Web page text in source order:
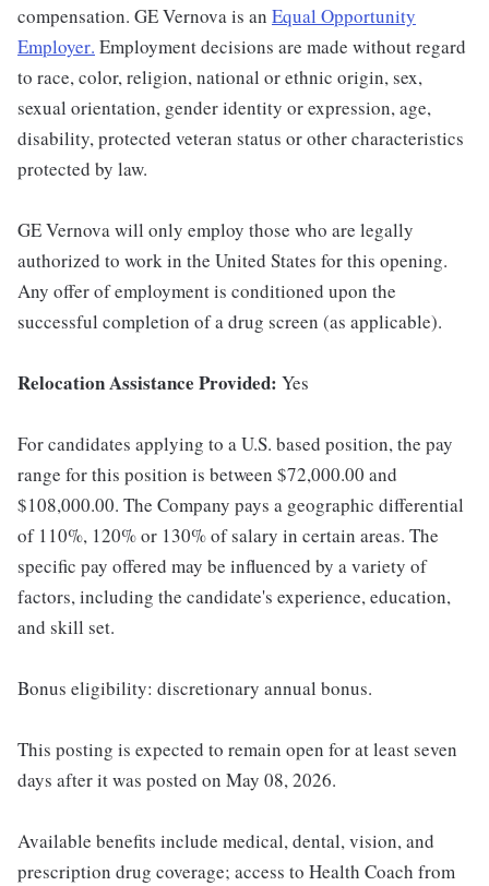
compensation. GE Vernova is an Equal Opportunity
Employer. Employment decisions are made without regard
to race, color, religion, national or ethnic origin, sex,
sexual orientation, gender identity or expression, age,
disability, protected veteran status or other characteristics
protected by law.
GE Vernova will only employ those who are legally
authorized to work in the United States for this opening.
Any offer of employment is conditioned upon the
successful completion of a drug screen (as applicable).
Relocation Assistance Provided: Yes
For candidates applying to a U.S. based position, the pay
range for this position is between $72,000.00 and
$108,000.00. The Company pays a geographic differential
of 110%, 120% or 130% of salary in certain areas. The
specific pay offered may be influenced by a variety of
factors, including the candidate's experience, education,
and skill set.
Bonus eligibility: discretionary annual bonus.
This posting is expected to remain open for at least seven
days after it was posted on May 08, 2026.
Available benefits include medical, dental, vision, and
prescription drug coverage; access to Health Coach from